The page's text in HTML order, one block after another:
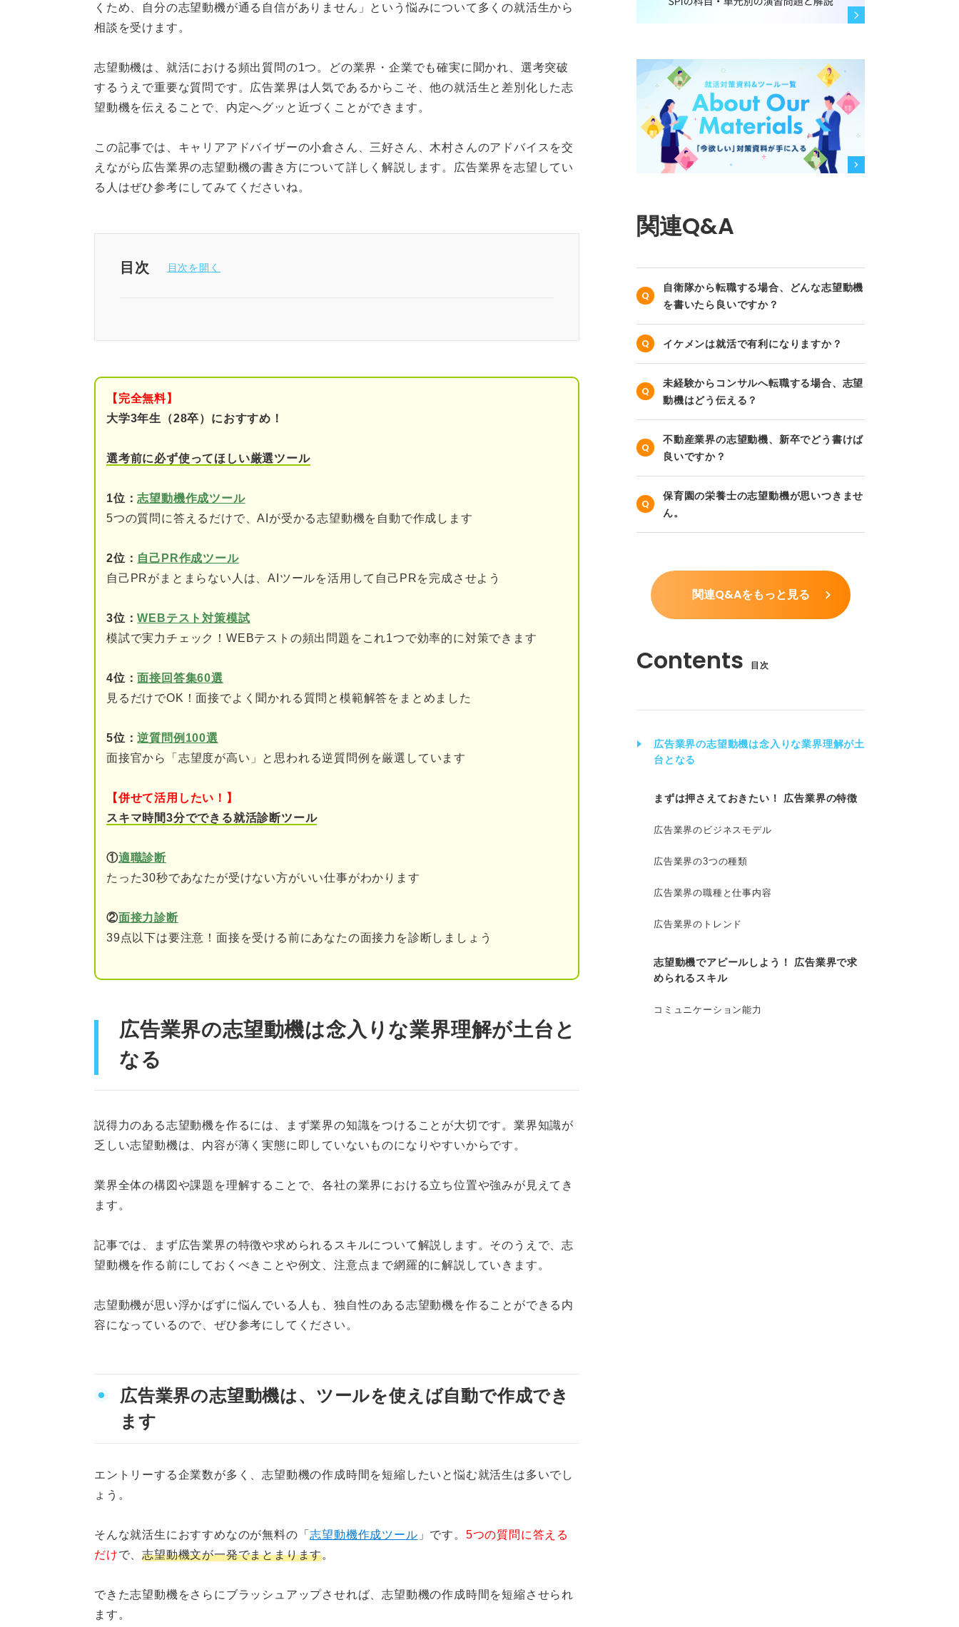
くため、自分の志望動機が通る自信がありません」という悩みについて多くの就活生から
相談を受けます。
志望動機は、就活における頻出質問の1つ。どの業界・企業でも確実に聞かれ、選考突破
するうえで重要な質問です。広告業界は人気であるからこそ、他の就活生と差別化した志
望動機を伝えることで、内定へグッと近づくことができます。
この記事では、キャリアアドバイザーの小倉さん、三好さん、木村さんのアドバイスを交
えながら広告業界の志望動機の書き方について詳しく解説します。広告業界を志望してい
る人はぜひ参考にしてみてくださいね。
目次
広告業界の3つの種類
志望動機でアピールしよう！ 広告業界で求められるスキル
発想力
情報収集力
①自己分析で自分の強みや価値観を明確にする
当てはめるだけでOK！ 広告業界の志望動機の構成
広告業界を志望する理由
入社後の展望
例文⑤専門広告代理店（飲食店向け）
例文⑥ハウスエージェンシー
広告業界の志望動機を作る際の注意点
②どの広告会社でもできることは差別化にならない
④メリットが自分の方向にある理由は避ける
【完全無料】
大学3年生（28卒）におすすめ！
選考前に必ず使ってほしい厳選ツール
1位：志望動機作成ツール
5つの質問に答えるだけで、AIが受かる志望動機を自動で作成します
2位： 自己PR作成ツール
自己PRがまとまらない人は、AIツールを活用して自己PRを完成させよう
3位：WEBテスト対策模試
模試で実力チェック！WEBテストの頻出問題をこれ1つで効率的に対策できます
4位：面接回答集60選
見るだけでOK！面接でよく聞かれる質問と模範解答をまとめました
5位：逆質問例100選
面接官から「志望度が高い」と思われる逆質問例を厳選しています
【併せて活用したい！】
スキマ時間3分でできる就活診断ツール
①適職診断
たった30秒であなたが受けない方がいい仕事がわかります
②面接力診断
39点以下は要注意！面接を受ける前にあなたの面接力を診断しましょう
広告業界の志望動機は念入りな業界理解が土台と
なる
説得力のある志望動機を作るには、まず業界の知識をつけることが大切です。業界知識が
乏しい志望動機は、内容が薄く実態に即していないものになりやすいからです。
業界全体の構図や課題を理解することで、各社の業界における立ち位置や強みが見えてき
ます。
記事では、まず広告業界の特徴や求められるスキルについて解説します。そのうえで、志
望動機を作る前にしておくべきことや例文、注意点まで網羅的に解説していきます。
志望動機が思い浮かばずに悩んでいる人も、独自性のある志望動機を作ることができる内
容になっているので、ぜひ参考にしてください。
広告業界の志望動機は、ツールを使えば自動で作成でき
ます
エントリーする企業数が多く、志望動機の作成時間を短縮したいと悩む就活生は多いでし
ょう。
そんな就活生におすすめなのが無料の「志望動機作成ツール 」です。 5つの質問に答える
だけで、志望動機文が一発でまとまります。
できた志望動機をさらにブラッシュアップさせれば、志望動機の作成時間を短縮させられ
ます。
関連Q&A
自衛隊から転職する場合、どんな志望動機
を書いたら良いですか？
イケメンは就活で有利になりますか？
未経験からコンサルへ転職する場合、志望
動機はどう伝える？
不動産業界の志望動機、新卒でどう書けば
良いですか？
保育園の栄養士の志望動機が思いつきませ
ん。
関連Q&Aをもっと見る
目次
広告業界の志望動機は念入りな業界理解が土
台となる
まずは押さえておきたい！ 広告業界の特徴
広告業界のビジネスモデル
広告業界の3つの種類
広告業界の職種と仕事内容
広告業界のトレンド
志望動機でアピールしよう！ 広告業界で求
められるスキル
コミュニケーション能力